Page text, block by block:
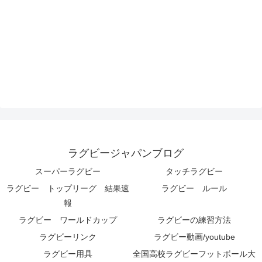
ラグビージャパンブログ
スーパーラグビー
タッチラグビー
ラグビー トップリーグ 結果速
報
ラグビー ルール
ラグビー ワールドカップ
ラグビーの練習方法
ラグビーリンク
ラグビー動画/youtube
ラグビー用具
全国高校ラグビーフットボール大